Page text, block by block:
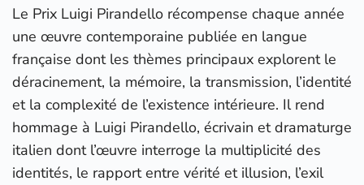
Le Prix Luigi Pirandello récompense chaque année
une œuvre contemporaine publiée en langue
française dont les thèmes principaux explorent le
déracinement, la mémoire, la transmission, l’identité
et la complexité de l’existence intérieure. Il rend
hommage à Luigi Pirandello, écrivain et dramaturge
italien dont l’œuvre interroge la multiplicité des
identités, le rapport entre vérité et illusion, l’exil